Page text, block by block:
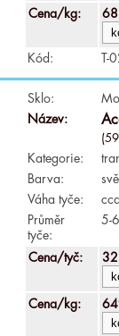
Cena/kg:
Kód: T-
Sklo:
Název:
Kategorie:
Barva:
Váha tyče:
Průměr
tyče:
5-
Cena/tyč:
Cena/kg: